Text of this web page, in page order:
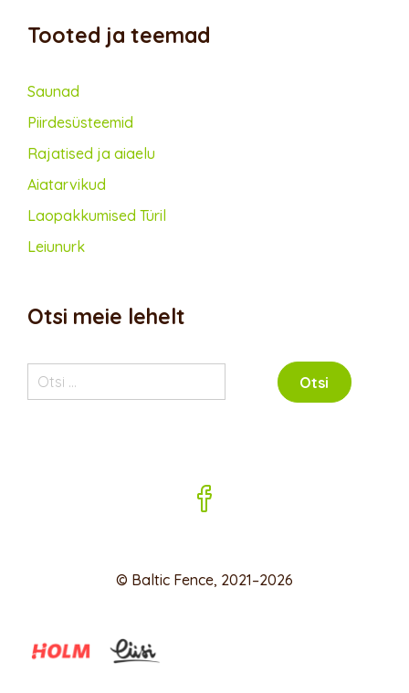
Tooted ja teemad
Saunad
Piirdesüsteemid
Rajatised ja aiaelu
Aiatarvikud
Lao­pakkumised Türil
Leiunurk
Otsi meie lehelt
Otsi:
© Baltic Fence, 2021–2026